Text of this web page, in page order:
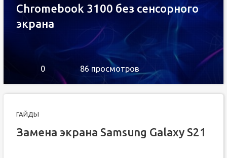
Chromebook 3100 без сенсорного
экрана
0 86 просмотров
ГАЙДЫ
Замена экрана Samsung Galaxy S21